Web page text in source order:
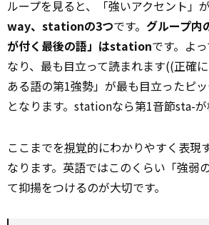
ループを見ると、「強いアクセント」
way、stationの3つです。 グループ内
が付く最後の語」はstationです。よ
なり、最も目立って読まれます((正確
ある語の第1強勢」が最も目立ったピ
となります。stationなら第1音節sta-が
ここまでを視覚的にわかりやすく表現
なります。英語ではこのくらい「強弱
て抑揚をつけるのが大切です。